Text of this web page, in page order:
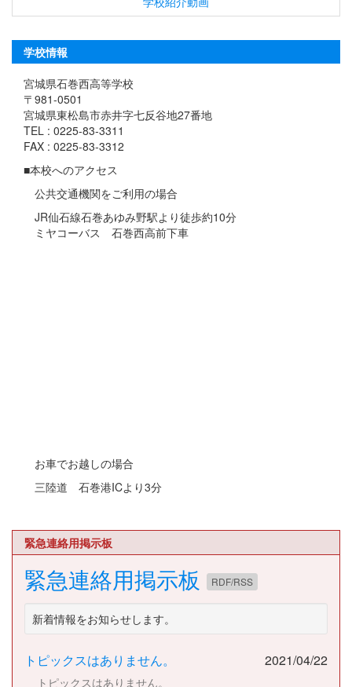
学校情報
宮城県石巻西高等学校
〒981-0501
宮城県東松島市赤井字七反谷地27番地
TEL : 0225-83-3311
FAX : 0225-83-3312
■本校へのアクセス
公共交通機関をご利用の場合
JR仙石線石巻あゆみ野駅より徒歩約10分
ミヤコーバス 石巻西高前下車
お車でお越しの場合
三陸道 石巻港ICより3分
緊急連絡用掲示板
緊急連絡用掲示板 RDF/RSS
新着情報をお知らせします。
トピックスはありません。 2021/04/22
トピックスはありません。